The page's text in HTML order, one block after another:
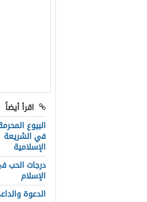
اقرأ أيضاً
البيوع
في الشريعة
الإسلامية
درجات الحب
الإسلام
الدعوة